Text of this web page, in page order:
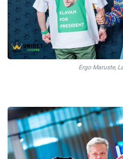
Ergo Maruste,